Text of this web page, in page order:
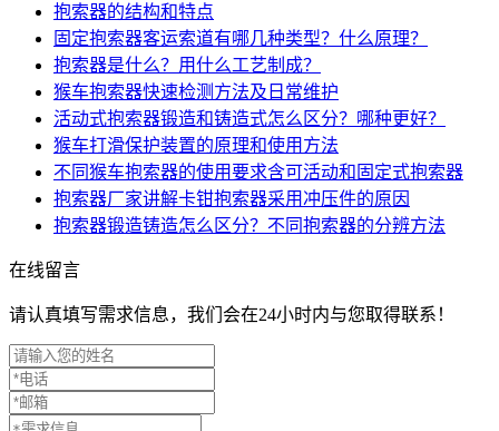
抱索器的结构和特点
固定抱索器客运索道有哪几种类型？什么原理？
抱索器是什么？用什么工艺制成？
猴车抱索器快速检测方法及日常维护
活动式抱索器锻造和铸造式怎么区分？哪种更好？
猴车打滑保护装置的原理和使用方法
不同猴车抱索器的使用要求含可活动和固定式抱索器
抱索器厂家讲解卡钳抱索器采用冲压件的原因
抱索器锻造铸造怎么区分？不同抱索器的分辨方法
在线留言
请认真填写需求信息，我们会在24小时内与您取得联系！